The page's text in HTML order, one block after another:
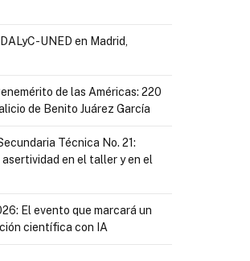
UNED en Madrid,
de las Américas: 220
de Benito Juárez García
Técnica No. 21:
asertividad en el taller y en el
El evento que marcará un
científica con IA